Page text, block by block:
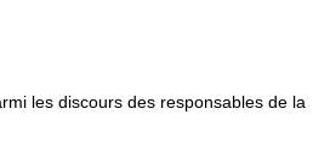
les discours des responsables de la